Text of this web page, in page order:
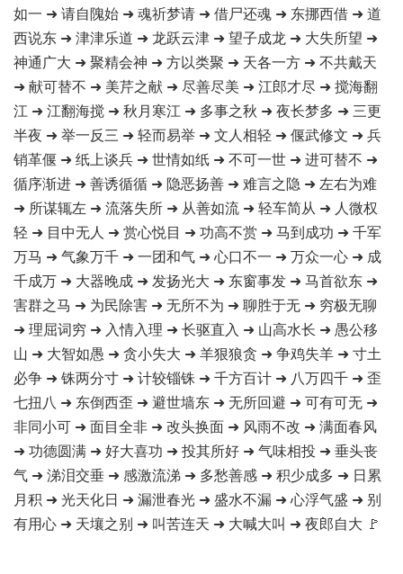
如一 ➜ 请自隗始 ➜ 魂祈梦请 ➜ 借尸还魂 ➜ 东挪西借 ➜ 道
西说东 ➜ 津津乐道 ➜ 龙跃云津 ➜ 望子成龙 ➜ 大失所望 ➜
神通广大 ➜ 聚精会神 ➜ 方以类聚 ➜ 天各一方 ➜ 不共戴天
➜ 献可替不 ➜ 美芹之献 ➜ 尽善尽美 ➜ 江郎才尽 ➜ 搅海翻
江 ➜ 江翻海搅 ➜ 秋月寒江 ➜ 多事之秋 ➜ 夜长梦多 ➜ 三更
半夜 ➜ 举一反三 ➜ 轻而易举 ➜ 文人相轻 ➜ 偃武修文 ➜ 兵
销革偃 ➜ 纸上谈兵 ➜ 世情如纸 ➜ 不可一世 ➜ 进可替不 ➜
循序渐进 ➜ 善诱循循 ➜ 隐恶扬善 ➜ 难言之隐 ➜ 左右为难
➜ 所谋辄左 ➜ 流落失所 ➜ 从善如流 ➜ 轻车简从 ➜ 人微权
轻 ➜ 目中无人 ➜ 赏心悦目 ➜ 功高不赏 ➜ 马到成功 ➜ 千军
万马 ➜ 气象万千 ➜ 一团和气 ➜ 心口不一 ➜ 万众一心 ➜ 成
千成万 ➜ 大器晚成 ➜ 发扬光大 ➜ 东窗事发 ➜ 马首欲东 ➜
害群之马 ➜ 为民除害 ➜ 无所不为 ➜ 聊胜于无 ➜ 穷极无聊
➜ 理屈词穷 ➜ 入情入理 ➜ 长驱直入 ➜ 山高水长 ➜ 愚公移
山 ➜ 大智如愚 ➜ 贪小失大 ➜ 羊狠狼贪 ➜ 争鸡失羊 ➜ 寸土
必争 ➜ 铢两分寸 ➜ 计较锱铢 ➜ 千方百计 ➜ 八万四千 ➜ 歪
七扭八 ➜ 东倒西歪 ➜ 避世墙东 ➜ 无所回避 ➜ 可有可无 ➜
非同小可 ➜ 面目全非 ➜ 改头换面 ➜ 风雨不改 ➜ 满面春风
➜ 功德圆满 ➜ 好大喜功 ➜ 投其所好 ➜ 气味相投 ➜ 垂头丧
气 ➜ 涕泪交垂 ➜ 感激流涕 ➜ 多愁善感 ➜ 积少成多 ➜ 日累
月积 ➜ 光天化日 ➜ 漏泄春光 ➜ 盛水不漏 ➜ 心浮气盛 ➜ 别
有用心 ➜ 天壤之别 ➜ 叫苦连天 ➜ 大喊大叫 ➜ 夜郎自大 🚩